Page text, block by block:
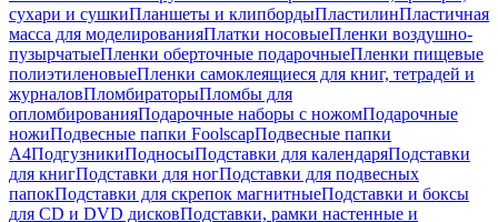
сухари и сушкиПланшеты и клипбордыПластилинПластичная
масса для моделированияПлатки носовыеПленки воздушно-
пузырчатыеПленки оберточные подарочныеПленки пищевые
полиэтиленовыеПленки самоклеящиеся для книг, тетрадей и
журналовПломбираторыПломбы для
опломбированияПодарочные наборы с ножомПодарочные
ножиПодвесные папки FoolscapПодвесные папки
А4ПодгузникиПодносыПодставки для календаряПодставки
для книгПодставки для ногПодставки для подвесных
папокПодставки для скрепок магнитныеПодставки и боксы
для CD и DVD дисковПодставки, рамки настенные и